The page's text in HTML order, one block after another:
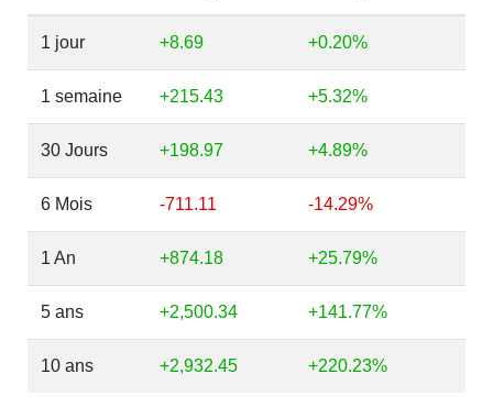
1 jour +8.69 +0.20%
1 semaine +215.43 +5.32%
30 Jours +198.97 +4.89%
6 Mois -711.11 -14.29%
1 An +874.18 +25.79%
5 ans +2,500.34 +141.77%
10 ans +2,932.45 +220.23%